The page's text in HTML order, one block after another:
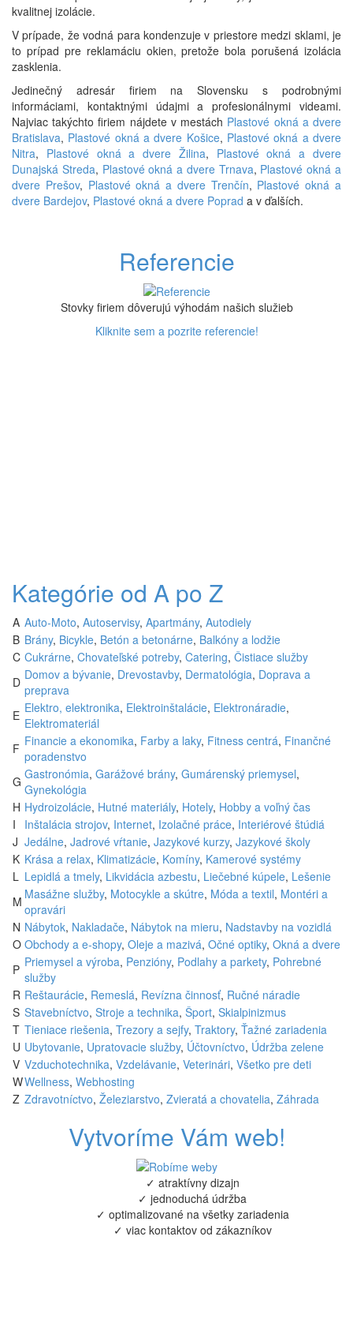
kvalitnej izolácie.
V prípade, že vodná para kondenzuje v priestore medzi sklami, je
to prípad pre reklamáciu okien, pretože bola porušená izolácia
zasklenia.
Jedinečný adresár firiem na Slovensku s podrobnými
informáciami, kontaktnými údajmi a profesionálnymi videami.
Najviac takýchto firiem nájdete v mestách Plastové okná a dvere
Bratislava, Plastové okná a dvere Košice, Plastové okná a dvere
Nitra, Plastové okná a dvere Žilina, Plastové okná a dvere
Dunajská Streda, Plastové okná a dvere Trnava, Plastové okná a
dvere Prešov, Plastové okná a dvere Trenčín, Plastové okná a
dvere Bardejov, Plastové okná a dvere Poprad a v ďalších.
Referencie
Stovky firiem dôverujú výhodám našich služieb
Kliknite sem a pozrite referencie!
Kategórie od A po Z
A Auto-Moto, Autoservisy, Apartmány, Autodiely
B Brány, Bicykle, Betón a betonárne, Balkóny a lodžie
C Cukrárne, Chovateľské potreby, Catering, Čistiace služby
D Domov a bývanie, Drevostavby, Dermatológia, Doprava a
preprava
E Elektro, elektronika, Elektroinštalácie, Elektronáradie,
Elektromateriál
F Financie a ekonomika, Farby a laky, Fitness centrá, Finančné
poradenstvo
G Gastronómia, Garážové brány, Gumárenský priemysel,
Gynekológia
H Hydroizolácie, Hutné materiály, Hotely, Hobby a voľný čas
I
Inštalácia strojov, Internet, Izolačné práce, Interiérové štúdiá
J Jedálne, Jadrové vŕtanie, Jazykové kurzy, Jazykové školy
K Krása a relax, Klimatizácie, Komíny, Kamerové systémy
L Lepidlá a tmely, Likvidácia azbestu, Liečebné kúpele, Lešenie
M Masážne služby, Motocykle a skútre, Móda a textil, Montéri a
opravári
N Nábytok, Nakladače, Nábytok na mieru, Nadstavby na vozidlá
O Obchody a e-shopy, Oleje a mazivá, Očné optiky, Okná a dvere
P Priemysel a výroba, Penzióny, Podlahy a parkety, Pohrebné
služby
R Reštaurácie, Remeslá, Revízna činnosť, Ručné náradie
S Stavebníctvo, Stroje a technika, Šport, Skialpinizmus
T Tieniace riešenia, Trezory a sejfy, Traktory, Ťažné zariadenia
U Ubytovanie, Upratovacie služby, Účtovníctvo, Údržba zelene
V Vzduchotechnika, Vzdelávanie, Veterinári, Všetko pre deti
WWellness, Webhosting
Z Zdravotníctvo, Železiarstvo, Zvieratá a chovatelia, Záhrada
Vytvoríme Vám web!
✓ atraktívny dizajn
✓ jednoduchá údržba
✓ optimalizované na všetky zariadenia
✓ viac kontaktov od zákazníkov